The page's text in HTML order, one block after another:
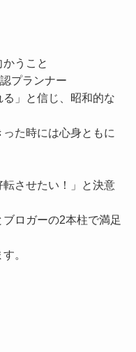
うこと
プランナー
る」と信じ、昭和的な
た時には心身ともに
させたい！」と決意
ロガーの2本柱で満足
。